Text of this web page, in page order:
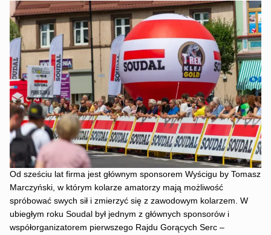
Od sześciu lat firma jest głównym sponsorem Wyścigu by Tomasz
Marczyński, w którym kolarze amatorzy mają możliwość
spróbować swych sił i zmierzyć się z zawodowym kolarzem. W
ubiegłym roku Soudal był jednym z głównych sponsorów i
współorganizatorem pierwszego Rajdu Gorących Serc –